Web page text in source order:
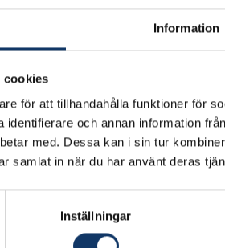
Information
cookies
för att tillhandahålla funktioner för
identifierare och annan information
med. Dessa kan i sin tur
samlat in när du har använt deras
Inställningar
universitet
Love Ekenberg, Jim